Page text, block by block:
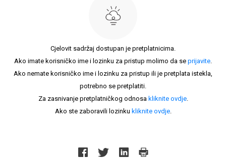
Cjelovit sadržaj dostupan je pretplatnicima.
Ako imate korisničko ime i lozinku za pristup molimo da se prijavite.
Ako nemate korisničko ime i lozinku za pristup ili je pretplata istekla,
potrebno se pretplatiti.
Za zasnivanje pretplatničkog odnosa kliknite ovdje.
Ako ste zaboravili lozinku kliknite ovdje.